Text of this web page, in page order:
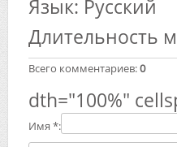
Язык: Русский
Длительность
Всего комментариев:0
dth="100%"
Имя *: